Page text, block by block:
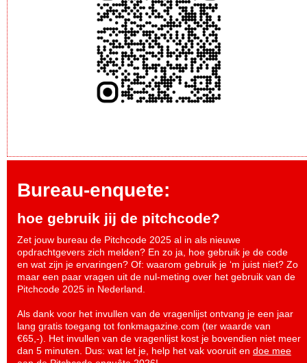
Bureau-enquete:
hoe gebruik jij de pitchcode?
Zet jouw bureau de Pitchcode 2025 al in als nieuwe
opdrachtgevers zich melden? En zo ja, hoe gebruik je de code
en wat zijn je ervaringen? Of: waarom gebruik je ‘m juist niet? Zo
maar een paar vragen uit de nul-meting over het gebruik van de
Pitchcode 2025 in Nederland.
Als dank voor het invullen van de vragenlijst ontvang je een jaar
lang gratis toegang tot fonkmagazine.com (ter waarde van
€65,-). Het invullen van de vragenlijst kost je bovendien niet meer
dan 5 minuten. Dus: wat let je, help het vak vooruit en doe mee